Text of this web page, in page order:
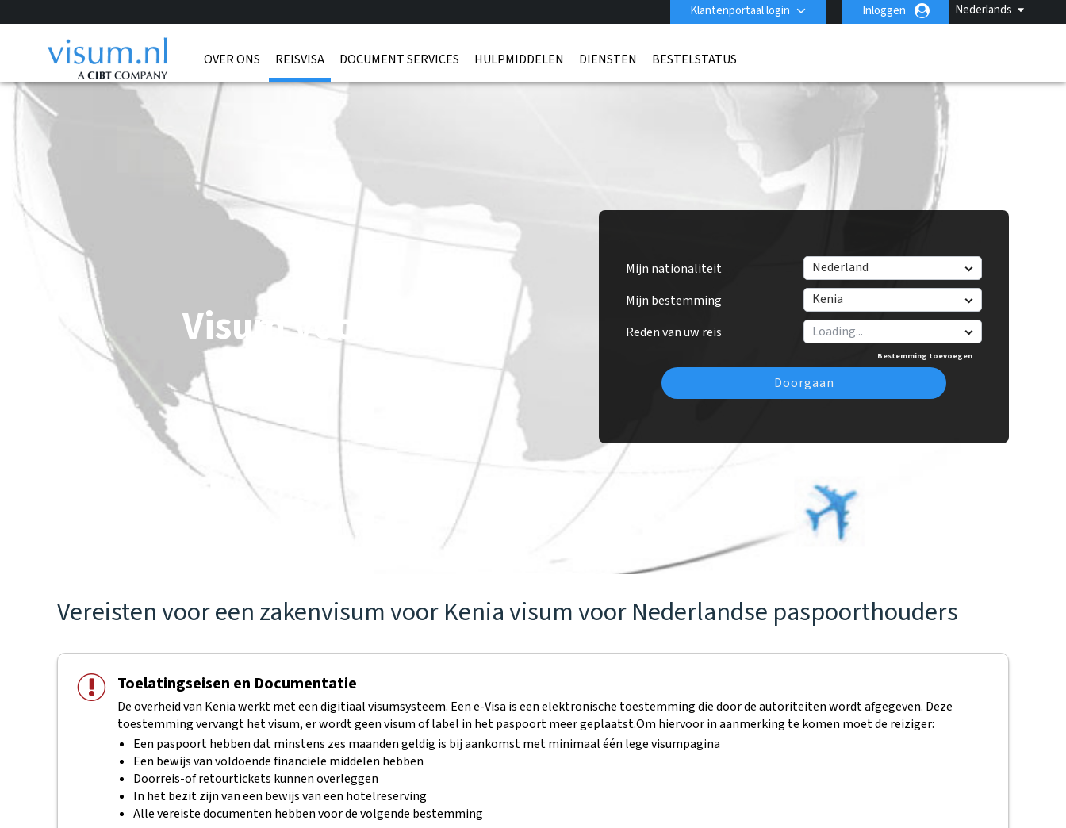
Nederlands
Klantenportaal login Inloggen
OVER ONS REISVISA DOCUMENT SERVICES HULPMIDDELEN DIENSTEN BESTELSTATUS
Mijn nationaliteit
Nederland
Mijn bestemming
Kenia
Reden van uw reis
Bestemming toevoegen
Doorgaan
Visum voor Kenia
Vereisten voor een zakenvisum voor Kenia visum voor Nederlandse paspoorthouders
Toelatingseisen en Documentatie
De overheid van Kenia werkt met een digitiaal visumsysteem. Een e-Visa is een elektronische toestemming die door de autoriteiten wordt afgegeven. Deze
toestemming vervangt het visum, er wordt geen visum of label in het paspoort meer geplaatst.Om hiervoor in aanmerking te komen moet de reiziger:
Een paspoort hebben dat minstens zes maanden geldig is bij aankomst met minimaal één lege visumpagina
Een bewijs van voldoende financiële middelen hebben
Doorreis-of retourtickets kunnen overleggen
In het bezit zijn van een bewijs van een hotelreserving
Alle vereiste documenten hebben voor de volgende bestemming